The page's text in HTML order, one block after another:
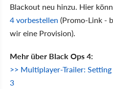
Blackout neu hinzu. Hier
4 vorbestellen (Promo-Link -
wir eine Provision).
Mehr über Black Ops 4:
>> Multiplayer-Trailer:
3